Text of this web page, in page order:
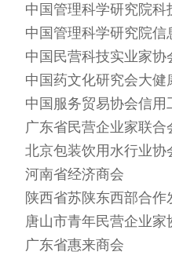
中国管理科学研究院科
中国管理科学研究院
中国民营科技实业家协
中国药文化研究会大健
中国服务贸易协会信用
广东省民营企业家联合
北京包装饮用水行业协
河南省经济商会
陕西省苏陕东西部合作
唐山市青年民营企业家
广东省惠来商会